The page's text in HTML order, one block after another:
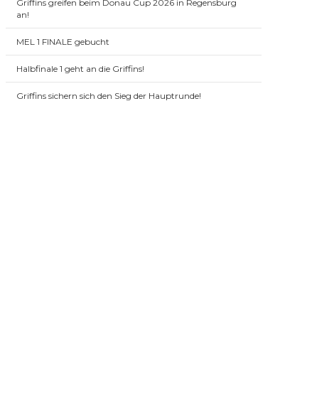
Griffins greifen beim Donau Cup 2026 in Regensburg
an!
MEL 1 FINALE gebucht
Halbfinale 1 geht an die Griffins!
Griffins sichern sich den Sieg der Hauptrunde!